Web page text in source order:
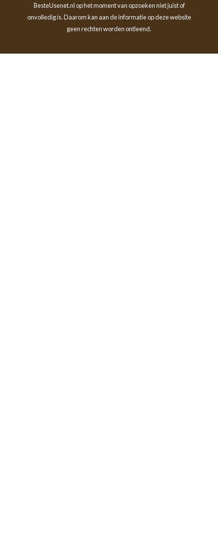
BesteUsenet.nl op het moment van opzoeken niet juist of
onvolledig is. Daarom kan aan de informatie op deze website
geen rechten worden ontleend.